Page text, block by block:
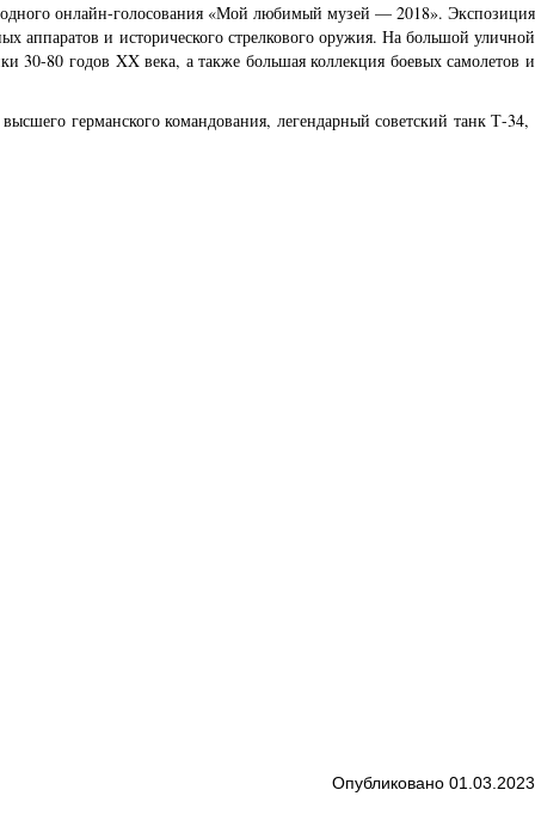
онлайн-голосования «Мой любимый музей — 2018». Экспозиция
аппаратов и исторического стрелкового оружия. На большой уличной
30-80 годов XX века, а также большая коллекция боевых самолетов и
германского командования, легендарный советский танк Т-34,
Опубликовано 01.03.2023